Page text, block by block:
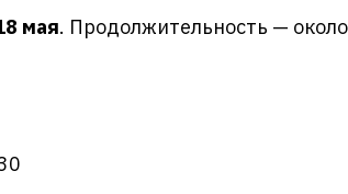
мая. Продолжительность —